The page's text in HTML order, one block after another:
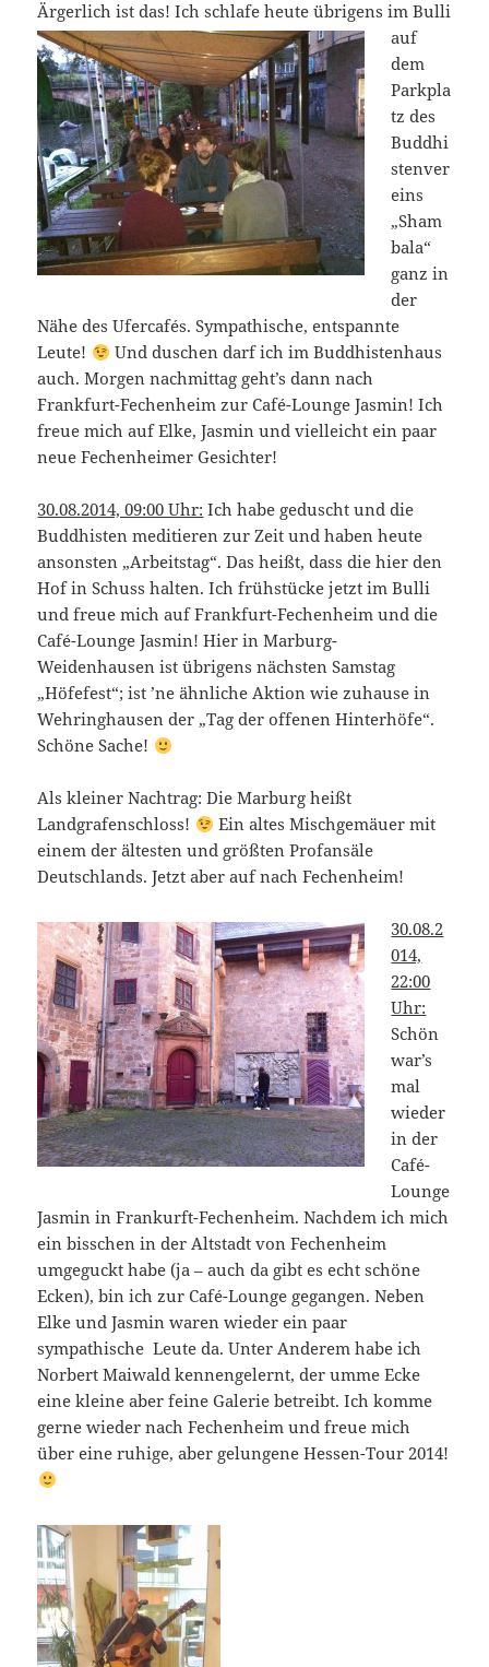
Ärgerlich ist das!Ich schlafe heute übrigens im Bulli
auf
dem
Parkpla
tz des
Buddhi
stenver
eins
„Sham
bala“
ganz in
der
Nähe des Ufercafés. Sympathische, entspannte
Leute!
Und duschen darf ich im Buddhistenhaus
auch. Morgen nachmittag geht’s dann nach
Frankfurt-Fechenheim zur Café-Lounge Jasmin! Ich
freue mich auf Elke, Jasmin und vielleicht ein paar
neue Fechenheimer Gesichter!
30.08.2014, 09:00 Uhr: Ich habe geduscht und die
Buddhisten meditieren zur Zeit und haben heute
ansonsten „Arbeitstag“. Das heißt, dass die hier den
Hof in Schuss halten. Ich frühstücke jetzt im Bulli
und freue mich auf Frankfurt-Fechenheim und die
Café-Lounge Jasmin! Hier in Marburg-
Weidenhausen ist übrigens nächsten Samstag
„Höfefest“; ist ’ne ähnliche Aktion wie zuhause in
Wehringhausen der „Tag der offenen Hinterhöfe“.
Schöne Sache!
Als kleiner Nachtrag: Die Marburg heißt
Landgrafenschloss!
Ein altes Mischgemäuer mit
einem der ältesten und größten Profansäle
Deutschlands. Jetzt aber auf nach Fechenheim!
30.08.2
014,
22:00
Uhr:
Schön
war’s
mal
wieder
in der
Café-
Lounge
Jasmin in Frankurft-Fechenheim. Nachdem ich mich
ein bisschen in der Altstadt von Fechenheim
umgeguckt habe (ja – auch da gibt es echt schöne
Ecken), bin ich zur Café-Lounge gegangen. Neben
Elke und Jasmin waren wieder ein paar
sympathische Leute da. Unter Anderem habe ich
Norbert Maiwald kennengelernt, der umme Ecke
eine kleine aber feine Galerie betreibt. Ich komme
gerne wieder nach Fechenheim und freue mich
über eine ruhige, aber gelungene Hessen-Tour 2014!